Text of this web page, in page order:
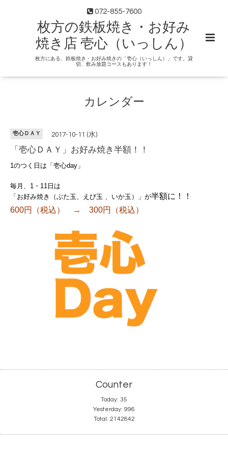
072-855-7600
枚方の鉄板焼き・お好み
焼き店 壱心（いっしん）
枚方にある、鉄板焼き・お好み焼きの「壱心（いっしん）」です。貸
切、飲み放題コースもあります！
カレンダー
壱心ＤＡＹ 2017-10-11 (水)
「壱心ＤＡＹ」お好み焼き半額！！
1のつく日は「壱心day」
毎月、1・11日は
「お好み焼き（ぶた玉、えび玉 、いか玉）」が半額に！！
600円（税込） → 300円（税込）
Counter
Today: 35
Yesterday: 996
Total: 2142842